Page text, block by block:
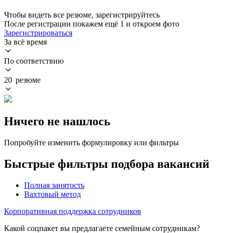
Чтобы видеть все резюме, зарегистрируйтесь
После регистрации покажем ещё 1 и откроем фото
Зарегистрироваться
За всё время
По соответствию
20 резюме
Ничего не нашлось
Попробуйте изменить формулировку или фильтры
Быстрые фильтры подбора вакансий
Полная занятость
Вахтовый метод
Корпоративная поддержка сотрудников
Какой соцпакет вы предлагаете семейным сотрудникам?